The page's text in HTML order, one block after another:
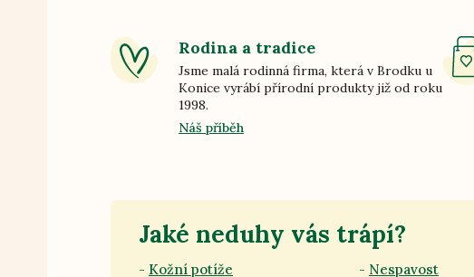
Rodina a tradice
Jsme malá rodinná firma, která v Brodku u
Konice vyrábí přírodní produkty již od roku
1998.
Náš příběh
Jaké neduhy vás trápí?
Kožní potíže
Nespavost